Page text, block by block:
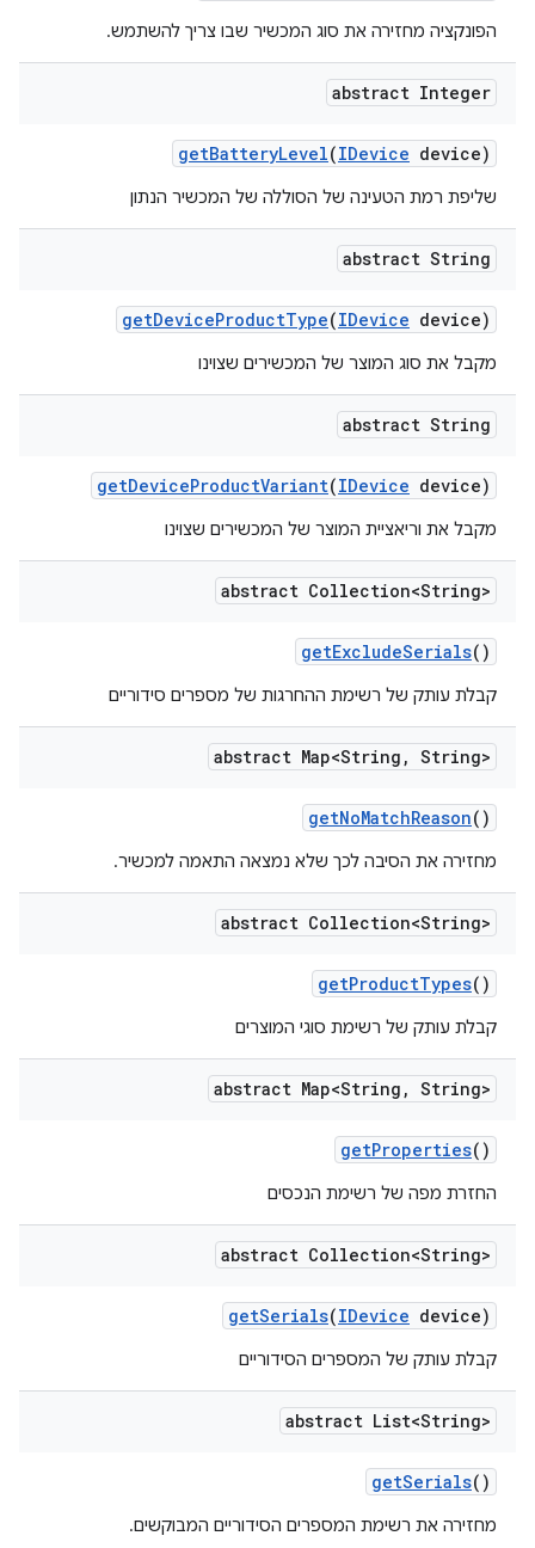
הפונקציה מחזירה את סוג המכשיר שבו צריך להשתמש.
abstract Integer
getBatteryLevel(IDevice device)
שליפת רמת הטעינה של הסוללה של המכשיר הנתון
abstract String
getDeviceProductType(IDevice device)
מקבל את סוג המוצר של המכשירים שצוינו
abstract String
getDeviceProductVariant(IDevice device)
מקבל את וריאציית המוצר של המכשירים שצוינו
abstract Collection<String>
getExcludeSerials()
קבלת עותק של רשימת ההחרגות של מספרים סידוריים
abstract Map<String , String>
getNoMatchReason()
מחזירה את הסיבה לכך שלא נמצאה התאמה למכשיר.
abstract Collection<String>
getProductTypes()
קבלת עותק של רשימת סוגי המוצרים
abstract Map<String , String>
getProperties()
החזרת מפה של רשימת הנכסים
abstract Collection<String>
getSerials(IDevice device)
קבלת עותק של המספרים הסידוריים
abstract List<String>
getSerials()
מחזירה את רשימת המספרים הסידוריים המבוקשים.